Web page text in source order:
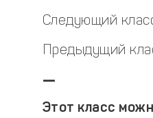
Следующий
Предыдущий
—
Этот класс